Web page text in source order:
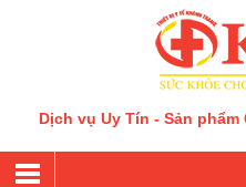
Dịch vụ Uy Tín - Sản